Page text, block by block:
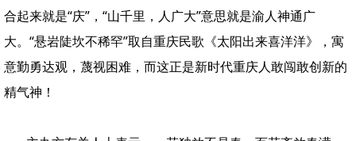
合起来就是“庆”，“山千里，人广大”意思就是渝人神通广
大。“悬岩陡坎不稀罕”取自重庆民歌《太阳出来喜洋洋》，寓
意勤勇达观，蔑视困难，而这正是新时代重庆人敢闯敢创新的
精气神！